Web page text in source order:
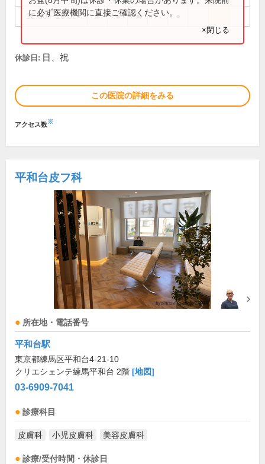
15:00～18:00 ● ● ●
に必ず医療機関に直接ご確認ください。
×閉じる
休診日: 日、祝
この医院の詳細をみる
アクセス数※
平和台皮フ科
所在地・電話番号
平和台駅
東京都練馬区平和台4-21-10
クリエシェンテ練馬平和台 2階 [地図]
03-6909-7041
診療科目
皮膚科 小児皮膚科 美容皮膚科
診療/受付時間・休診日